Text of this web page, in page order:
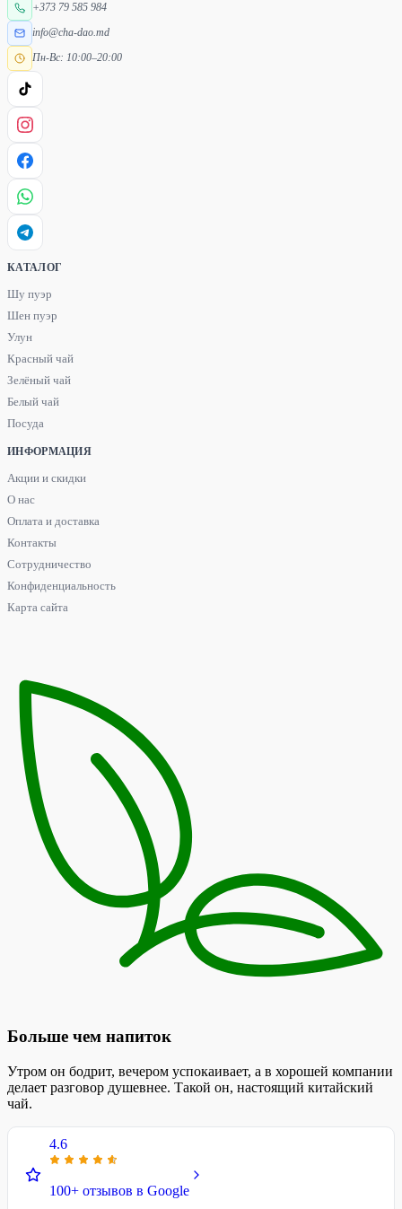
+373 79 585 984
info@cha-dao.md
Пн-Вс: 10:00–20:00
КАТАЛОГ
Шу пуэр
Шен пуэр
Улун
Красный чай
Зелёный чай
Белый чай
Посуда
ИНФОРМАЦИЯ
Акции и скидки
О нас
Оплата и доставка
Контакты
Сотрудничество
Конфиденциальность
Карта сайта
Больше чем напиток
Утром он бодрит, вечером успокаивает, а в хорошей компании
делает разговор душевнее. Такой он, настоящий китайский
чай.
4.6
100+ отзывов в Google